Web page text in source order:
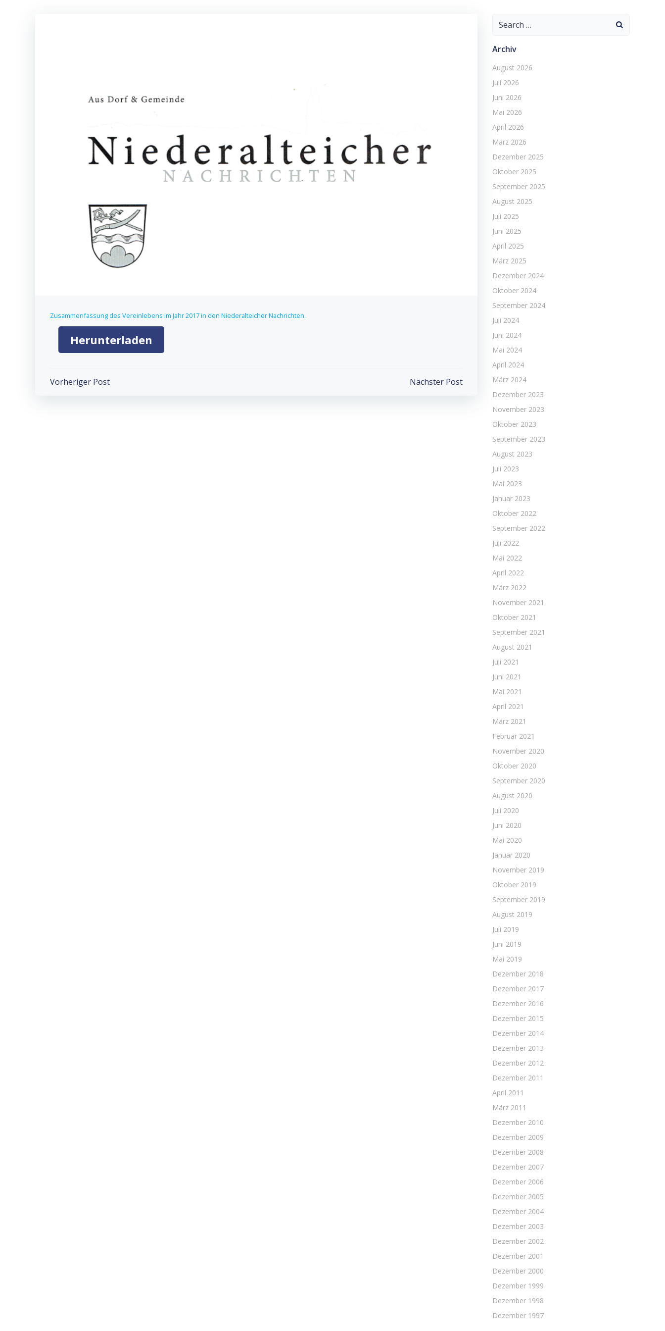
Zusammenfassung des Vereinlebens im Jahr 2017 in den Niederalteicher Nachrichten.
Herunterladen
Post
Vorheriger Post Nächster Post
Search
Archiv
August 2026
Juli 2026
Juni 2026
Mai 2026
April 2026
März 2026
Dezember 2025
Oktober 2025
September 2025
August 2025
Juli 2025
Juni 2025
April 2025
März 2025
Dezember 2024
Oktober 2024
September 2024
Juli 2024
Juni 2024
Mai 2024
April 2024
März 2024
Dezember 2023
November 2023
Oktober 2023
September 2023
August 2023
Juli 2023
Mai 2023
Januar 2023
Oktober 2022
September 2022
Juli 2022
Mai 2022
April 2022
März 2022
November 2021
Oktober 2021
September 2021
August 2021
Juli 2021
Juni 2021
Mai 2021
April 2021
März 2021
Februar 2021
November 2020
Oktober 2020
September 2020
August 2020
Juli 2020
Juni 2020
Mai 2020
Januar 2020
November 2019
Oktober 2019
September 2019
August 2019
Juli 2019
Juni 2019
Mai 2019
Dezember 2018
Dezember 2017
Dezember 2016
Dezember 2015
Dezember 2014
Dezember 2013
Dezember 2012
Dezember 2011
April 2011
März 2011
Dezember 2010
Dezember 2009
Dezember 2008
Dezember 2007
Dezember 2006
Dezember 2005
Dezember 2004
Dezember 2003
Dezember 2002
Dezember 2001
Dezember 2000
Dezember 1999
Dezember 1998
Dezember 1997